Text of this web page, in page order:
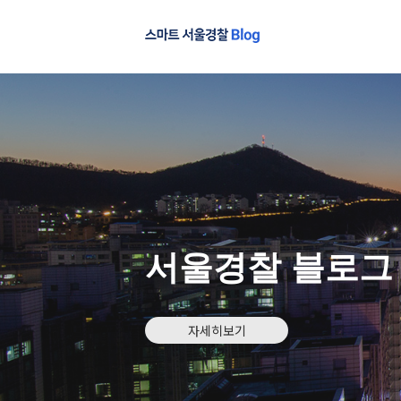
서울경찰 블로그
자세히보기